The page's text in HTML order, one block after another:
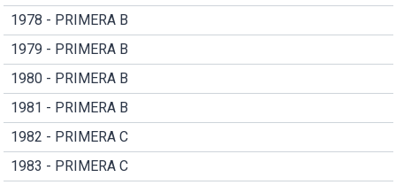
1978 - PRIMERA B
1979 - PRIMERA B
1980 - PRIMERA B
1981 - PRIMERA B
1982 - PRIMERA C
1983 - PRIMERA C